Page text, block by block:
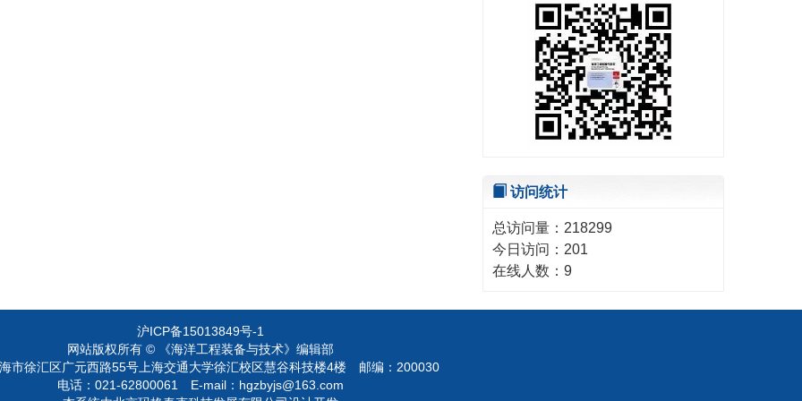
访问统计
总访问量： 218299
今日访问： 201
在线人数： 9
沪ICP备15013849号-1
网站版权所有 © 《海洋工程装备与技术》编辑部
市徐汇区广元西路55号上海交通大学徐汇校区慧谷科技楼4楼 邮编：200030
电话：021-62800061 E-mail： hgzbyjs@163.com